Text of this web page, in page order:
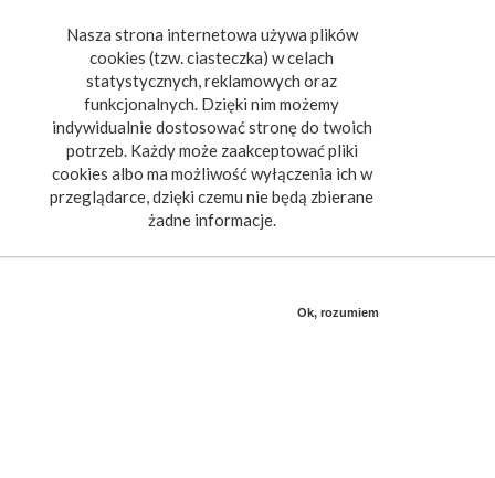
Nasza strona internetowa używa plików
cookies (tzw. ciasteczka) w celach
statystycznych, reklamowych oraz
funkcjonalnych. Dzięki nim możemy
indywidualnie dostosować stronę do twoich
potrzeb. Każdy może zaakceptować pliki
cookies albo ma możliwość wyłączenia ich w
przeglądarce, dzięki czemu nie będą zbierane
żadne informacje.
Ok, rozumiem